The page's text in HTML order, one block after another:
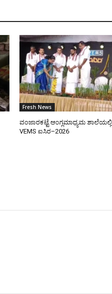
Fresh News
ವಂಜಾರಕಟ್ಟೆ ಆಂಗ್ಲಮಾಧ್ಯಮ ಶಾಲೆಯಲ್ಲಿ
VEMS ಐಸಿರ–2026